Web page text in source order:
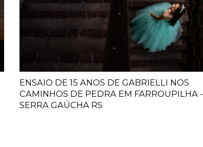
ENSAIO DE 15 ANOS DE GABRIELLI NOS
CAMINHOS DE PEDRA EM FARROUPILHA -
SERRA GAÚCHA RS